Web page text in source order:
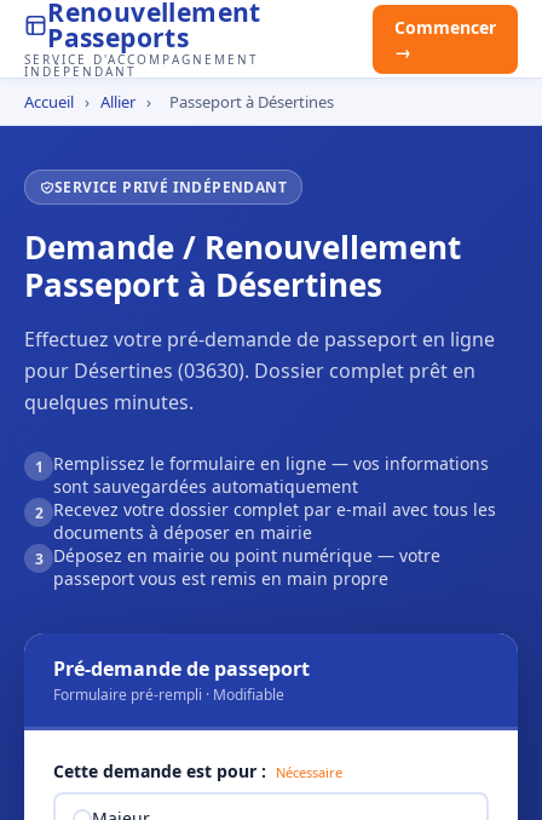
Renouvellement
Passeports
SERVICE D'ACCOMPAGNEMENT
INDÉPENDANT
Commencer
→
Accueil › Allier › Passeport à Désertines
SERVICE PRIVÉ INDÉPENDANT
Demande / Renouvellement
Passeport à Désertines
Effectuez votre pré-demande de passeport en ligne
pour Désertines (03630). Dossier complet prêt en
quelques minutes.
1
Remplissez le formulaire en ligne — vos informations
sont sauvegardées automatiquement
2 Recevez votre dossier complet par e-mail avec tous les
documents à déposer en mairie
3 Déposez en mairie ou point numérique — votre
passeport vous est remis en main propre
Pré-demande de passeport
Formulaire pré-rempli · Modifiable
Cette demande est pour : Nécessaire